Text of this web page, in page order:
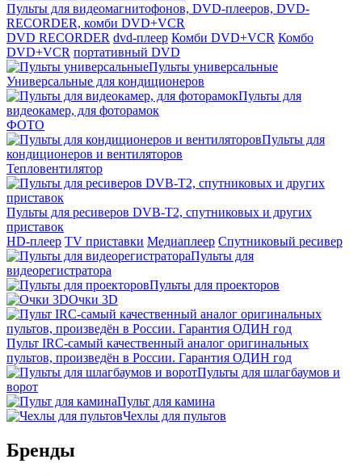
Пульты для видеомагнитофонов, DVD-плееров, DVD-
RECORDER, комби DVD+VCR
DVD RECORDER dvd-плеер Комби DVD+VCR Комбо
DVD+VCR портативный DVD
Пульты универсальные
Универсальные для кондиционеров
Пульты для
видеокамер, для фоторамок
ФОТО
Пульты для
кондиционеров и вентиляторов
Тепловентилятор
Пульты для ресиверов DVB-T2, спутниковых и других
приставок
HD-плеер TV приставки Медиаплеер Спутниковый ресивер
Пульты для
видеорегистратора
Пульты для проекторов
Очки 3D
Пульт IRC-самый качественный аналог оригинальных
пультов, произведён в России. Гарантия ОДИН год
Пульты для шлагбаумов и
ворот
Пульт для камина
Чехлы для пультов
Бренды